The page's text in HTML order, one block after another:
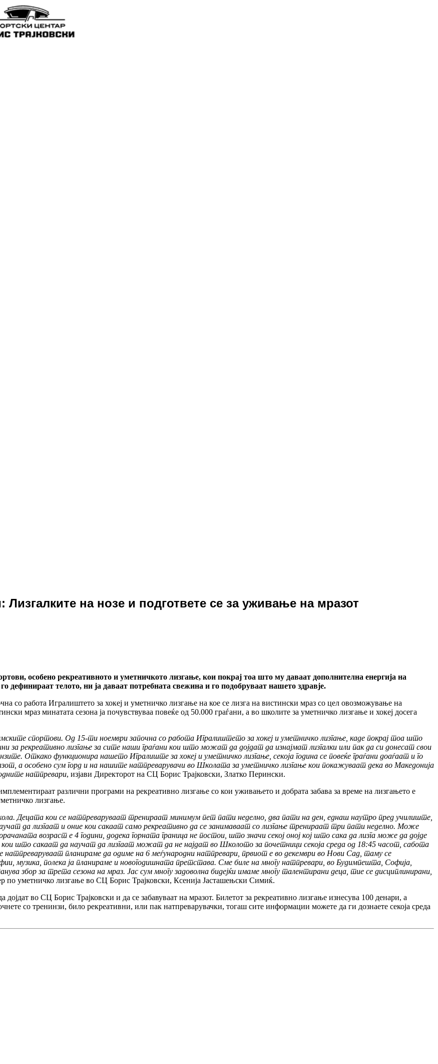
на нозе и подгответе се за уживање на мразот
особено рекреативното и уметничкото лизгање, кои покрај тоа што му даваат дополнителна енергија на
дефинираат телото, ни ја даваат потребната свежина и го подобруваат нашето здравје.
со работа Игралиштето за хокеј и уметничко лизгање на кое се лизга на вистински мраз со цел овозможување на
мраз минатата сезона ја почувствуваа повеќе од 50.000 граѓани, а во школите за уметничко лизгање и хокеј досега
спортови. Од 15-ти ноември започна со работа Игралиштето за хокеј и уметничко лизгање, каде покрај тоа што
рекреативно лизгање за сите наши граѓани кои што можат да дојдат да изнајмат лизгалки или пак да си донесат свои
Откако функционира нашето Игралиште за хокеј и уметничко лизгање, секоја година се повеќе граѓани доаѓаат и го
а особено сум горд и на нашите натпреварувачи во Школата за уметничко лизгање кои покажуваат дека во Македонија
натпревари, изјави Директорот на СЦ Борис Трајковски, Златко Перински.
различни програми на рекреативно лизгање со кои уживањето и добрата забава за време на лизгањето е
лизгање.
Децата кои се натпреваруваат тренираат минимум пет пати неделно, два пати на ден, еднаш наутро пред училиште,
да лизгаат и оние кои сакаат само рекреативно да се занимаваат со лизгање тренираат три пати неделно. Може
возраст е 4 години, додека горната граница не постои, што значи секој оној кој што сака да лизга може да дојде
што сакаат да научат да лизгаат можат да не најдат во Школото за почетници секоја среда од 18:45 часот, сабота
планираме да одиме на 6 меѓународни натпревари, првиот е во декември во Нови Сад, таму се
музика, полека ја планираме и новогодишната претстава. Сме биле на многу натпревари, во Будимпешта, Софија,
збор за трета сезона на мраз. Јас сум многу задоволна бидејќи имаме многу талентирани деца, тие се дисциплинирани,
по уметничко лизгање во СЦ Борис Трајковски, Ксенија Јасташењски Симиќ.
во СЦ Борис Трајковски и да се забавуваат на мразот. Билетот за рекреативно лизгање изнесува 100 денари, а
со тренинзи, било рекреативни, или пак натпреварувачки, тогаш сите информации можете да ги дознаете секоја среда